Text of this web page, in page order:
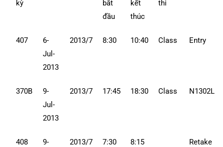
kỳ
bắt
đầu
kết
thúc
thi
407
6-
Jul-
2013
2013/7 8:30 10:40 Class Entry
370B
9-
Jul-
2013
2013/7 17:45 18:30 Class N1302L
408
9-
2013/7 7:30 8:15 Retake